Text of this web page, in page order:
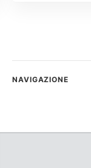
NAVIGAZIONE